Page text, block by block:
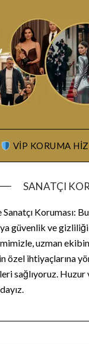
VIP KORUMA
SANATÇI
Sanatçı Koruması:
güvenlik ve
uzman
özel ihtiyaçlarına
sağlıyoruz. Huzur